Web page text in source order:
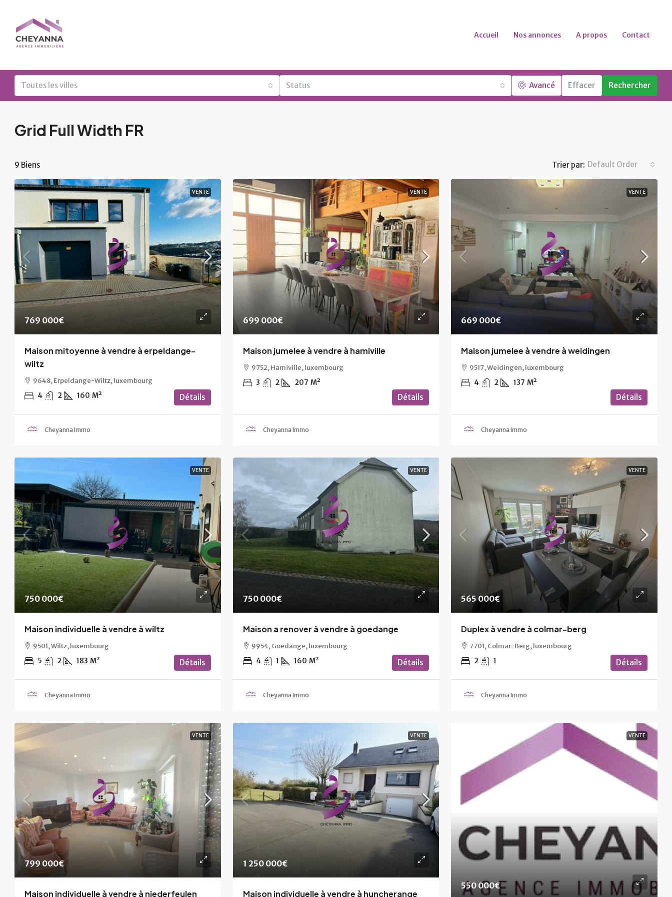
Accueil Nos annonces A propos Contact
Toutes les villes Status Avancé Effacer Rechercher
Grid Full Width FR
9 Biens Trier par: Default Order
VENTE
769 000€
Maison mitoyenne à vendre à erpeldange-
wiltz
9648, Erpeldange-Wiltz, luxembourg
4 2 160 M² Détails
Cheyanna Immo
VENTE
699 000€
Maison jumelee à vendre à hamiville
9752, Hamiville, luxembourg
3 2 207 M²
Détails
Cheyanna Immo
VENTE
669 000€
Maison jumelee à vendre à weidingen
9517, Weidingen, luxembourg
4 2 137 M²
Détails
Cheyanna Immo
VENTE
750 000€
Maison individuelle à vendre à wiltz
9501, Wiltz, luxembourg
5 2 183 M² Détails
Cheyanna Immo
VENTE
750 000€
Maison a renover à vendre à goedange
9954, Goedange, luxembourg
4 1 160 M² Détails
Cheyanna Immo
VENTE
565 000€
Duplex à vendre à colmar-berg
7701, Colmar-Berg, luxembourg
2 1 Détails
Cheyanna Immo
VENTE
799 000€
Maison individuelle à vendre à niederfeulen
VENTE
1 250 000€
Maison individuelle à vendre à huncherange
VENTE
550 000€